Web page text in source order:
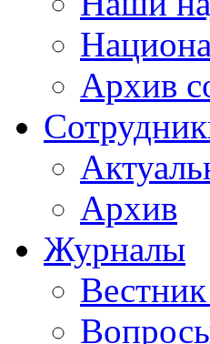
Архив
Архив
Журналы